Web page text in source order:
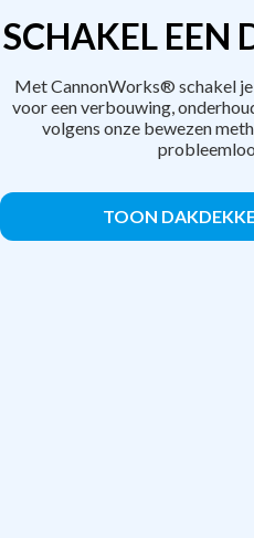
SCHAKEL EEN
Met CannonWorks® schakel
voor een verbouwing,
volgens onze bewezen
TOON